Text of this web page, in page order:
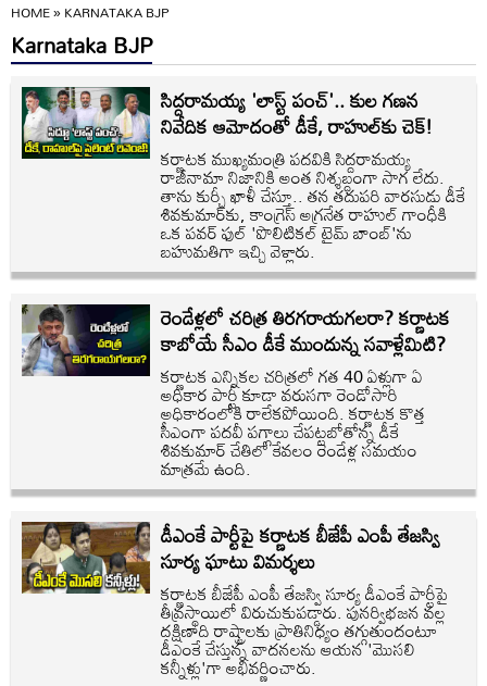
HOME»KARNATAKA BJP
Karnataka BJP
సిద్దరామయ్య 'లాస్ట్ పంచ్'.. కుల గణన
నివేదిక ఆమోదంతో డీకే, రాహుల్‌కు చెక్!
కర్ణాటక ముఖ్యమంత్రి పదవికి సిద్దరామయ్య
రాజీనామా నిజానికి అంత నిశ్శబ్దంగా సాగ లేదు.
తాను కుర్చీ ఖాళీ చేస్తూ.. తన తదుపరి వారసుడు డీకే
శివకుమార్‌కు, కాంగ్రెస్ అగ్రనేత రాహుల్ గాంధీకి
ఒక పవర్ ఫుల్ 'పొలిటికల్ టైమ్ బాంబ్'ను
బహుమతిగా ఇచ్చి వెళ్లారు.
రెండేళ్లలో చరిత్ర తిరగరాయగలరా? కర్ణాటక
కాబోయే సీఎం డీకే ముందున్న సవాళ్లేమిటి?
కర్ణాటక ఎన్నికల చరిత్రలో గత 40 ఏళ్లుగా ఏ
అధికార పార్టీ కూడా వరుసగా రెండోసారి
అధికారంలోకి రాలేకపోయింది. కర్ణాటక కొత్త
సీఎంగా పదవీ పగ్గాలు చేపట్టబోతోన్న డీకే
శివకుమార్ చేతిలో కేవలం రెండేళ్ల సమయం
మాత్రమే ఉంది.
డీఎంకే పార్టీపై కర్ణాటక బీజేపీ ఎంపీ తేజస్వి
సూర్య ఘాటు విమర్శలు
కర్ణాటక బీజేపీ ఎంపీ తేజస్వి సూర్య డీఎంకే పార్టీపై
తీవ్రస్థాయిలో విరుచుకుపడ్డారు. పునర్విభజన వల్ల
దక్షిణాది రాష్ట్రాలకు ప్రాతినిధ్యం తగ్గుతుందంటూ
డీఎంకే చేస్తున్న వాదనలను ఆయన 'మొసలి
కన్నీళ్లు'గా అభివర్ణించారు.